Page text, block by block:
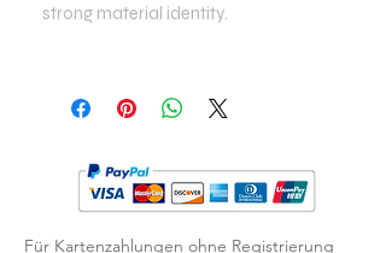
strong material identity.
Für Kartenzahlungen ohne Registrierung